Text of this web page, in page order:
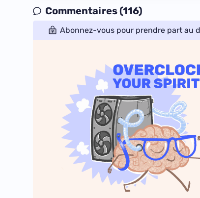
Commentaires (116)
Abonnez-vous pour prendre part au